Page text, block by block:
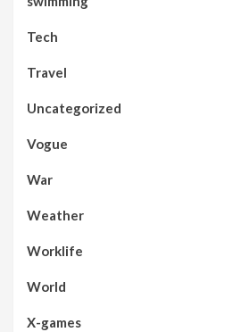
Tech
Travel
Uncategorized
Vogue
War
Weather
Worklife
World
X-games